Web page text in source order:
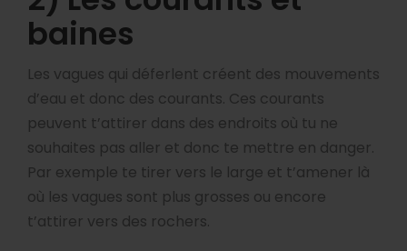
baines
Les vagues qui déferlent créent des mouvements
d’eau et donc des courants. Ces courants
peuvent t’attirer dans des endroits où tu ne
souhaites pas aller et donc te mettre en danger.
Par exemple te tirer vers le large et t’amener là
où les vagues sont plus grosses ou encore
t’attirer vers des rochers.